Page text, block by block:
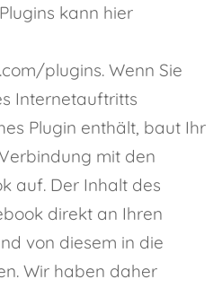
kann hier
plugins. Wenn Sie
Internetauftritts
Plugin enthält, baut Ihr
mit den
auf. Der Inhalt des
direkt an Ihren
von diesem in die
Wir haben daher